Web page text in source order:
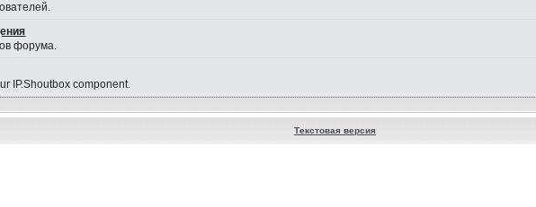
форума.
IP.Shoutbox component.
Текстовая версия